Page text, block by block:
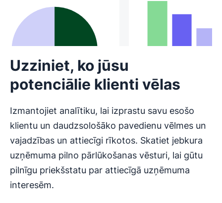
Uzziniet, ko jūsu
potenciālie klienti vēlas
Izmantojiet analītiku, lai izprastu savu esošo
klientu un daudzsološāko pavedienu vēlmes un
vajadzības un attiecīgi rīkotos. Skatiet jebkura
uzņēmuma pilno pārlūkošanas vēsturi, lai gūtu
pilnīgu priekšstatu par attiecīgā uzņēmuma
interesēm.